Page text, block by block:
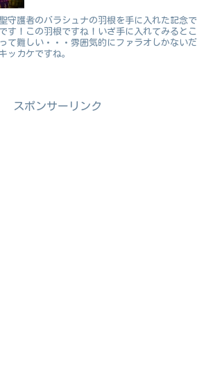
守護者のバラシュナの羽根を手に入れた記念で
す！この羽根ですね！いざ手に入れてみるとこ
て難しい・・・雰囲気的にファラオしかないだ
ッカケですね。
スポンサーリンク